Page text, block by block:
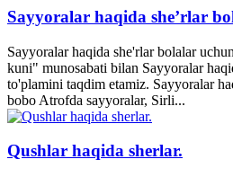
Sayyoralar haqida she’rlar
Sayyoralar haqida she'rlar bolalar
kuni" munosabati bilan Sayyoralar
to'plamini taqdim etamiz. Sayyoralar
bobo Atrofda sayyoralar, Sirli...
Qushlar haqida sherlar.